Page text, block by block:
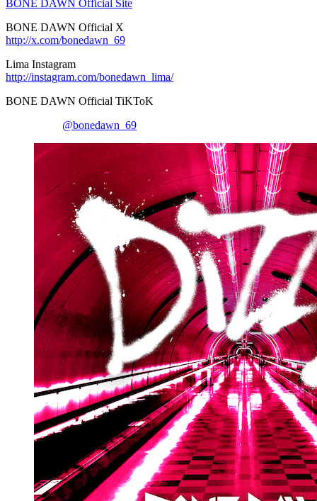
BONE DAWN Official Site
BONE DAWN Official X
http://x.com/bonedawn_69
Lima Instagram
http://instagram.com/bonedawn_lima/
BONE DAWN Official TiKToK
@bonedawn_69